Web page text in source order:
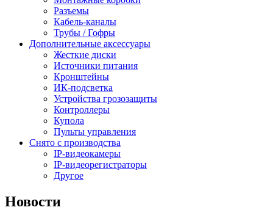
Разъемы
Кабель-каналы
Трубы / Гофры
Дополнительные аксессуары
Жесткие диски
Источники питания
Кронштейны
ИК-подсветка
Устройства грозозащиты
Контроллеры
Купола
Пульты управления
Снято с производства
IP-видеокамеры
IP-видеорегистраторы
Другое
Новости